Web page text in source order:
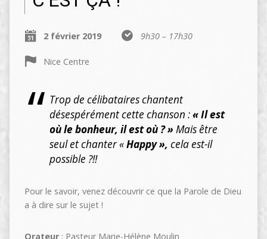
2 février 2019 9h30 – 17h30
Nice Centre
Trop de célibataires chantent
désespérément cette chanson :« Il est
où le bonheur, il est où ? » Mais être
seul et chanter «Happy », cela est-il
possible ?!!
Pour le savoir, venez découvrir ce que la Parole de Dieu
a à dire sur le sujet !
Orateur : Pasteur Marie-Hélène Moulin